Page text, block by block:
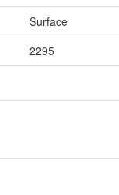
Surface
2295